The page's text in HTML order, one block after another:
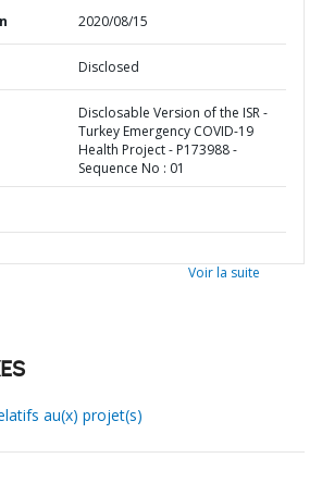
2020/08/15
Disclosed
Disclosable Version of the ISR -
Turkey Emergency COVID-19
Health Project - P173988 -
Sequence No : 01
Voir la suite
au(x) projet(s)